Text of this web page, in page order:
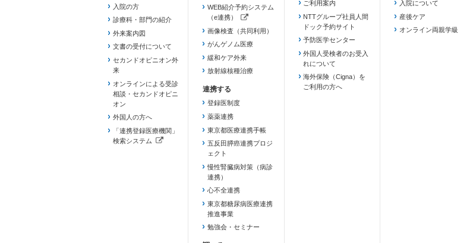
入院の方
診療科・部門の紹介
外来案内図
文書の受付について
セカンドオピニオン外
来
オンラインによる受診
相談・セカンドオピニ
オン
外国人の方へ
「連携登録医療機関」
検索システム
WEB紹介予約システム
（e連携）
（新しいタブで開きます）
画像検査（共同利用）
がんゲノム医療
緩和ケア外来
放射線核種治療
登録医制度
薬薬連携
東京都医療連携手帳
五反田膵癌連携プロジ
ェクト
慢性腎臓病対策（病診
連携）
心不全連携
東京都糖尿病医療連携
推進事業
勉強会・セミナー
ご利用案内
NTTグループ社員人間
ドック予約サイト
予防医学センター
外国人受検者のお受入
れについて
海外保険（Cigna）を
ご利用の方へ
入院について
産後ケア
オンライン両親学級